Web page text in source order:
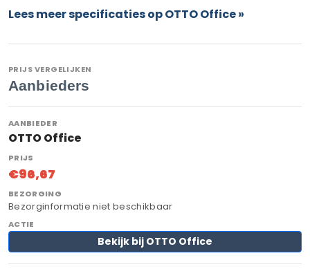
Lees meer specificaties op OTTO Office »
PRIJS VERGELIJKEN
Aanbieders
OTTO Office
€96,67
Bezorginformatie niet beschikbaar
Bekijk bij OTTO Office